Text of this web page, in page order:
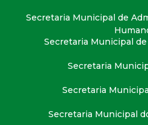
Secretaria Municipal de
Secretaria Municipal
Secretaria
Secretaria
Secretaria Municipal